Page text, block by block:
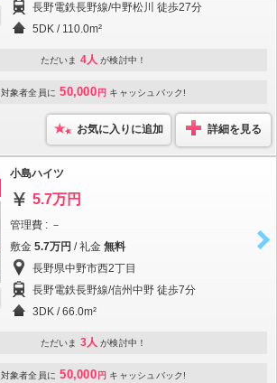
長野電鉄長野線/中野松川 徒歩27分
5DK / 110.0m²
ただいま 4人 が検討中！
対象者全員に 50,000 円 キャッシュバック!
お気に入りに追加 詳細を見る
小島ハイツ
5.7万円
管理費 : －
敷金 5.7万円 / 礼金 無料
長野県中野市西2丁目
長野電鉄長野線/信州中野 徒歩7分
3DK / 66.0m²
ただいま 3人 が検討中！
対象者全員に 50,000 円 キャッシュバック!